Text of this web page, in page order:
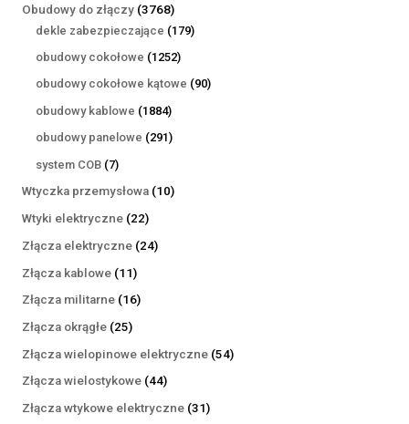
Obudowy do złączy 37683768
produktów
dekle zabezpieczające 179179
obudowy cokołowe 12521252
produkty
obudowy cokołowe kątowe 9090
obudowy kablowe 18841884
produkty
obudowy panelowe 291291
system COB 77
produktów
Wtyczka przemysłowa 1010
Wtyki elektryczne 2222
produkty
Złącza elektryczne 2424
Złącza kablowe 1111
produktów
Złącza militarne 1616
Złącza okrągłe 2525
produktów
Złącza wielopinowe elektryczne 5454
Złącza wielostykowe 4444
produkty
Złącza wtykowe elektryczne 3131